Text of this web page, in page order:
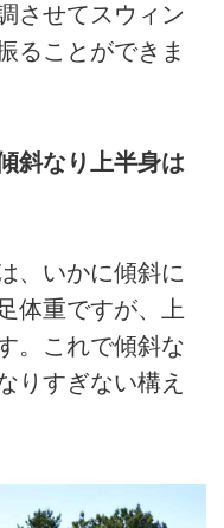
させてスウィン
ることができま
斜なり上半身は
いかに傾斜に
体重ですが、上
。これで傾斜な
りすぎない構え